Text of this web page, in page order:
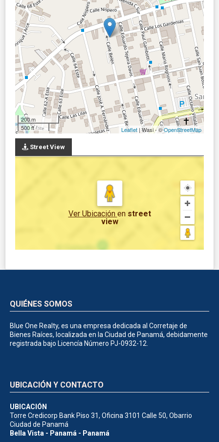
200 m
500 ft
Leaflet | Wasi - ©OpenStreetMap
Street View
Ver Ubicación en street
view
QUIÉNES SOMOS
Blue One Realty, es una empresa dedicada al Corretaje de
Bienes Raíces, localizada en la Ciudad de Panamá, debidamente
registrada bajo Licencía Número PJ-0932-12.
UBICACIÓN Y CONTACTO
UBICACIÓN
Torre Credicorp Bank Piso 31, Oficina 3101 Calle 50, Obarrio
Ciudad de Panamá
Bella Vista - Panamá - Panamá